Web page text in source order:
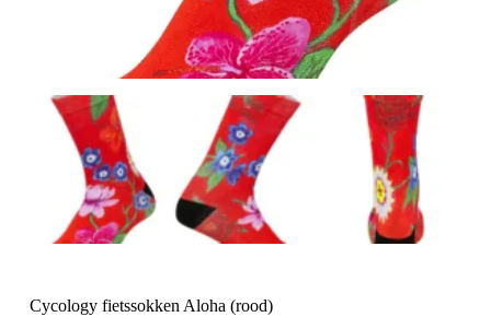
Cycology fietssokken Aloha (rood)